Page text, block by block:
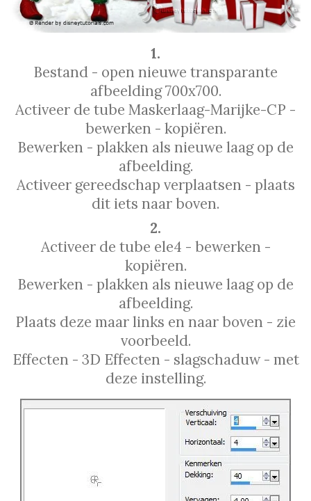
1.
Bestand - open nieuwe transparante
afbeelding 700x700.
Activeer de tube Maskerlaag-Marijke-CP -
bewerken - kopiëren.
Bewerken - plakken als nieuwe laag op de
afbeelding.
Activeer gereedschap verplaatsen - plaats
dit iets naar boven.
2.
Activeer de tube ele4 - bewerken -
kopiëren.
Bewerken - plakken als nieuwe laag op de
afbeelding.
Plaats deze maar links en naar boven - zie
voorbeeld.
Effecten - 3D Effecten - slagschaduw - met
deze instelling.